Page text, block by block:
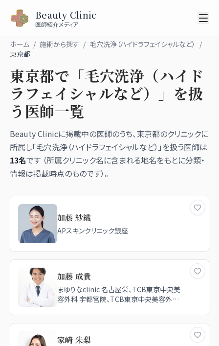
Beauty Clinic
医師紹介メディア
ホーム / 施術から探す / 毛穴洗浄（ハイドラフェイシャルなど）
/
東京都
東京都で「毛穴洗浄（ハイド
ラフェイシャルなど）
」を扱
う医師一覧
Beauty Clinicに掲載中の医師のうち、東京都のクリニックに
所属し「毛穴洗浄（ハイドラフェイシャルなど） 」を扱う医師は
13名です （所属クリニック名に含まれる地名をもとに分類・
情報は掲載時点のものです）。
加藤 紗織
APスキンクリニック銀座
加藤 成貴
まゆりなclinic 名古屋栄、TCB東京中央美
容外科 宇都宮院、TCB東京中央美容外科
家崎 朱梨